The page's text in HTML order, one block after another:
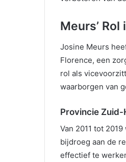
Meurs’
Josine Meurs
Florence, een
rol als
waarborgen van
Provincie Zuid-
Van 2011 tot
bijdroeg aan de
effectief te